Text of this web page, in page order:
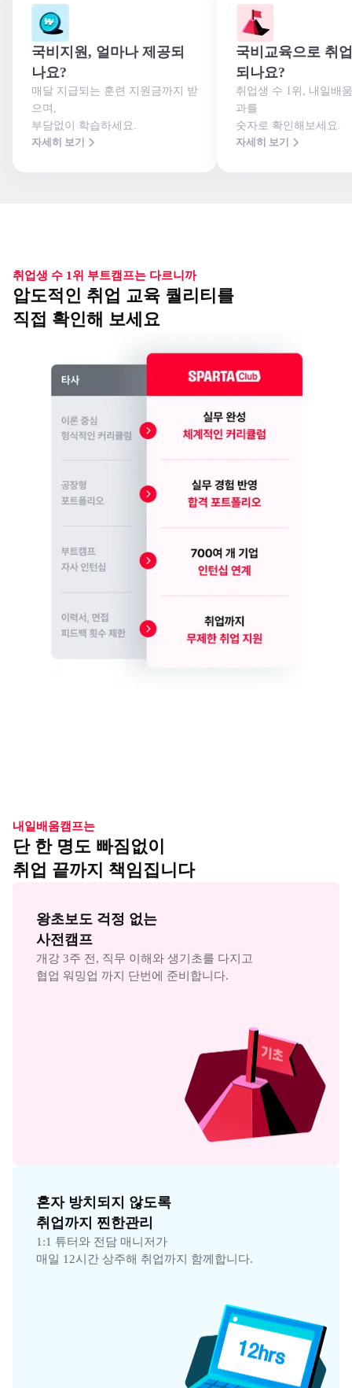
국비지원, 얼마나 제공되
나요?
매달 지급되는 훈련 지원금까지 받
으며,
부담없이 학습하세요.
자세히 보기
국비교육으로 취
되나요?
취업생 수 1위, 내일배
과를
숫자로 확인해보세요.
자세히 보기
취업생 수 1위 부트캠프는 다르니까
압도적인 취업 교육 퀄리티를
직접 확인해 보세요
내일배움캠프는
단 한 명도 빠짐없이
취업 끝까지 책임집니다
왕초보도 걱정 없는
사전캠프
개강 3주 전, 직무 이해와 생기초를 다지고
협업 워밍업 까지 단번에 준비합니다.
혼자 방치되지 않도록
취업까지 찐한관리
1:1 튜터와 전담 매니저가
매일 12시간 상주해 취업까지 함께합니다.